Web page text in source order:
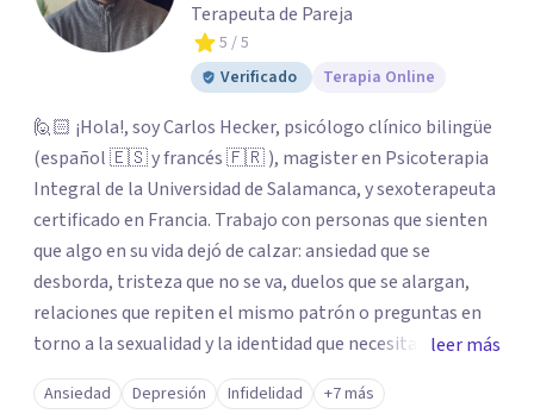
Terapeuta de Pareja
5 / 5
Verificado
Terapia Online
🙋🏻 ¡Hola!, soy Carlos Hecker, psicólogo clínico bilingüe
(español 🇪🇸 y francés 🇫🇷 ), magister en Psicoterapia
Integral de la Universidad de Salamanca, y sexoterapeuta
certificado en Francia. Trabajo con personas que sienten
que algo en su vida dejó de calzar: ansiedad que se
desborda, tristeza que no se va, duelos que se alargan,
relaciones que repiten el mismo patrón o preguntas en
torno a la sexualidad y la identidad que necesitan un
espacio seguro para ser habladas. Mi orientación teórica
integra una mirada Humanista-Relacional con Terapia
leer más
Ansiedad Depresión Infidelidad +7 más